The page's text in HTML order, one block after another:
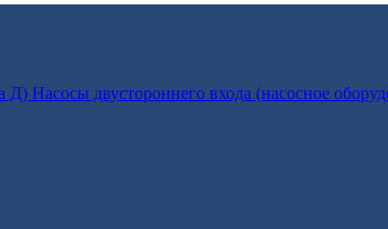
Насосы двустороннего входа (насосное